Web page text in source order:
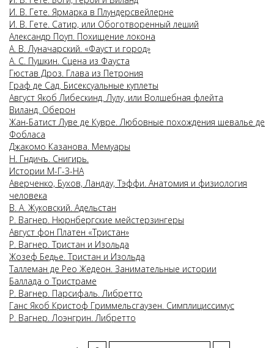
И. В. Гете. Ярмарка в Плундерсвейлерне
И. В. Гете. Сатир, или Обоготворенный леший
Александр Поуп. Похищение локона
А. В. Луначарский. «Фауст и город»
А. С. Пушкин. Сцена из Фауста
Гюстав Дроз. Глава из Петрония
Граф де Сад. Бисексуальные куплеты
Август Якоб Либескинд. Лулу, или Волшебная флейта
Виланд. Оберон
Жан-Батист Луве де Кувре. Любовные похождения шевалье де
Фобласа
Джакомо Казанова. Мемуары
Н. Гнѣдичъ. Снигирь.
Истории М-Г-З-НА
Аверченко, Бухов, Ландау, Тэффи. Анатомия и физиология
человека
В. А. Жуковский. Адельстан
Р. Вагнер. Нюрнбергские мейстерзингеры
Август фон Платен «Тристан»
Р. Вагнер. Тристан и Изольда
Жозеф Бедье. Тристан и Изольда
Таллеман де Рео Жедеон. Занимательные истории
Баллада о Тристраме
Р. Вагнер. Парсифаль. Либретто
Ганс Якоб Кристоф Гриммельсгаузен. Симплициссимус
Р. Вагнер. Лоэнгрин. Либретто